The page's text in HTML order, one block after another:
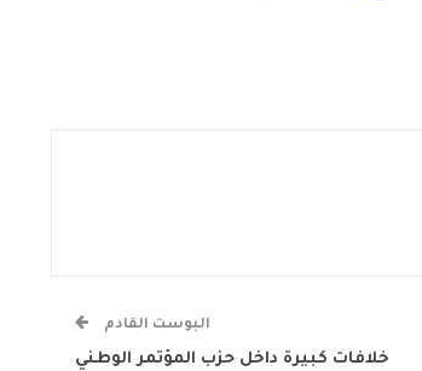
البوست القادم
خلافات كبيرة داخل حزب المؤتمر الوطني